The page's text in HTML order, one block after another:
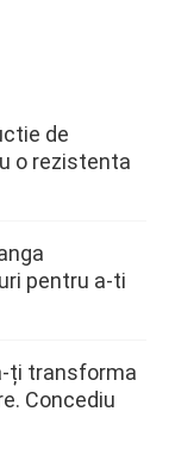
de
o rezistenta
pentru a-ti
ți transforma
Concediu